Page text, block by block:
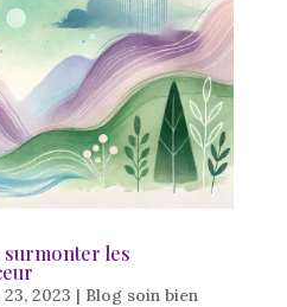
surmonter les
23, 2023 | Blog soin bien